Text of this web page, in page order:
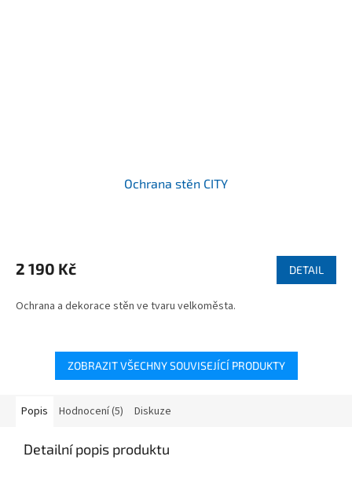
Ochrana stěn CITY
produktu
je
z
2 190 Kč DETAIL
Ochrana a dekorace stěn ve tvaru velkoměsta.
ZOBRAZIT VŠECHNY SOUVISEJÍCÍ PRODUKTY
Popis Hodnocení (5) Diskuze
Detailní popis produktu